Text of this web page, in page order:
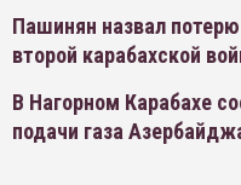
Пашинян назвал
второй карабахской
В Нагорном Карабахе
подачи газа